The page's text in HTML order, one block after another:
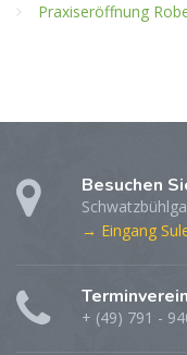
Praxiseröffnung
Besuchen
→ Eingang
+ (49) 791 -